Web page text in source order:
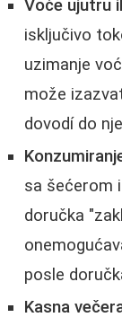
Voće ujutru
isključivo
uzimanje
može
dovodí do
sa šećerom
doručka
posle
Kasna